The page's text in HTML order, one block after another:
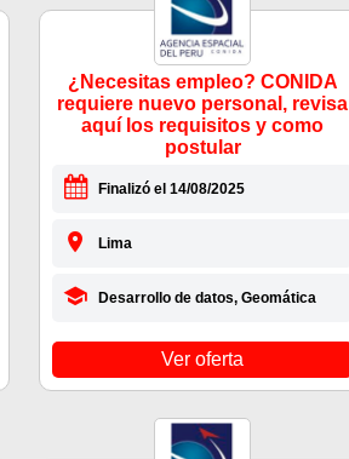
¿Necesitas empleo? CONIDA
requiere nuevo personal, revisa
aquí los requisitos y como
postular
Finalizó el 14/08/2025
Lima
Desarrollo de datos, Geomática
Ver oferta